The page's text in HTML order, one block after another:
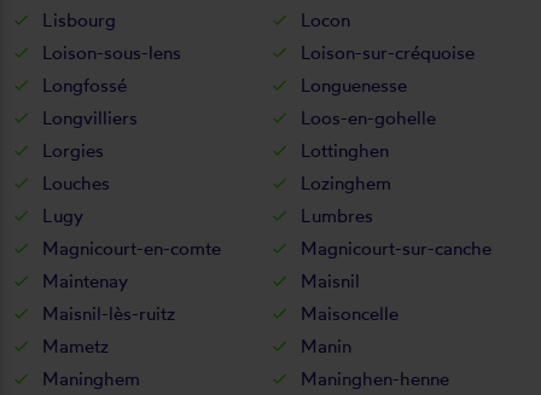
Lisbourg
Locon
Loison-sous-lens
Loison-sur-créquoise
Longfossé
Longuenesse
Longvilliers
Loos-en-gohelle
Lorgies
Lottinghen
Louches
Lozinghem
Lugy
Lumbres
Magnicourt-en-comte
Magnicourt-sur-canche
Maintenay
Maisnil
Maisnil-lès-ruitz
Maisoncelle
Mametz
Manin
Maninghem
Maninghen-henne